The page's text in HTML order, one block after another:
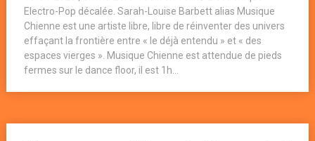
Electro-Pop décalée. Sarah-Louise Barbett alias Musique
Chienne est une artiste libre, libre de réinventer des univers
effaçant la frontière entre « le déjà entendu » et « des
espaces vierges ». Musique Chienne est attendue de pieds
fermes sur le dance floor, il est 1h...